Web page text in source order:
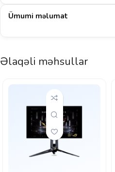
Ümumi məlumat
Əlaqəli məhsullar